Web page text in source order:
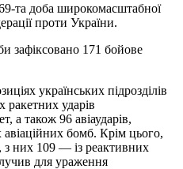
та доба широкомасштабної
проти України.
зафіксовано 171 бойове
українських підрозділів
ракетних ударів
а також 96 авіаударів,
бомб. Крім цього,
з них 109 — із реактивних
для ураження